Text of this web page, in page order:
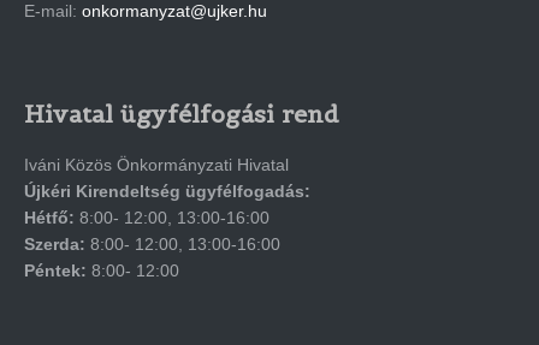
E-mail: onkormanyzat@ujker.hu
Hivatal ügyfélfogási rend
Iváni Közös Önkormányzati Hivatal
Újkéri Kirendeltség ügyfélfogadás:
Hétfő: 8:00- 12:00, 13:00-16:00
Szerda: 8:00- 12:00, 13:00-16:00
Péntek: 8:00- 12:00